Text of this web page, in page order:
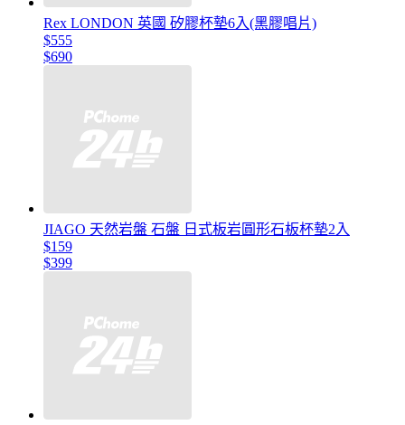
Rex LONDON 英國 矽膠杯墊6入(黑膠唱片)
$555
$690
JIAGO 天然岩盤 石盤 日式板岩圓形石板杯墊2入
$159
$399